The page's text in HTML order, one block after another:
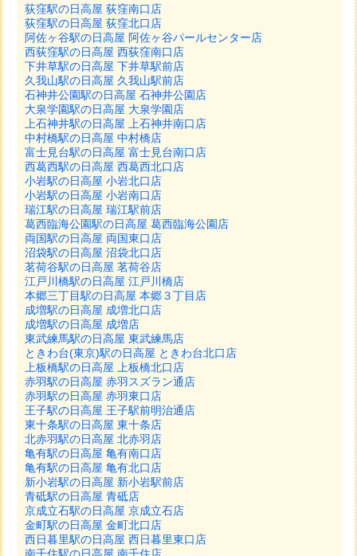
荻窪駅の日高屋 荻窪南口店
荻窪駅の日高屋 荻窪北口店
阿佐ヶ谷駅の日高屋 阿佐ヶ谷パールセンター店
西荻窪駅の日高屋 西荻窪南口店
下井草駅の日高屋 下井草駅前店
久我山駅の日高屋 久我山駅前店
石神井公園駅の日高屋 石神井公園店
大泉学園駅の日高屋 大泉学園店
上石神井駅の日高屋 上石神井南口店
中村橋駅の日高屋 中村橋店
富士見台駅の日高屋 富士見台南口店
西葛西駅の日高屋 西葛西北口店
小岩駅の日高屋 小岩北口店
小岩駅の日高屋 小岩南口店
瑞江駅の日高屋 瑞江駅前店
葛西臨海公園駅の日高屋 葛西臨海公園店
両国駅の日高屋 両国東口店
沼袋駅の日高屋 沼袋北口店
茗荷谷駅の日高屋 茗荷谷店
江戸川橋駅の日高屋 江戸川橋店
本郷三丁目駅の日高屋 本郷３丁目店
成増駅の日高屋 成増北口店
成増駅の日高屋 成増店
東武練馬駅の日高屋 東武練馬店
ときわ台(東京)駅の日高屋 ときわ台北口店
上板橋駅の日高屋 上板橋北口店
赤羽駅の日高屋 赤羽スズラン通店
赤羽駅の日高屋 赤羽東口店
王子駅の日高屋 王子駅前明治通店
東十条駅の日高屋 東十条店
北赤羽駅の日高屋 北赤羽店
亀有駅の日高屋 亀有南口店
亀有駅の日高屋 亀有北口店
新小岩駅の日高屋 新小岩駅前店
青砥駅の日高屋 青砥店
京成立石駅の日高屋 京成立石店
金町駅の日高屋 金町北口店
西日暮里駅の日高屋 西日暮里東口店